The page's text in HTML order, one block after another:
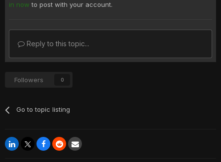
in now to post with your account.
Reply to this topic...
Followers 0
Go to topic listing